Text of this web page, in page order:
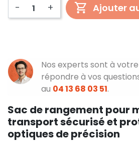
- + Ajouter
Nos experts sont à
répondre à vos
au 04 13 68 03 51.
Sac de rangement pour
transport sécurisé et
optiques de précision